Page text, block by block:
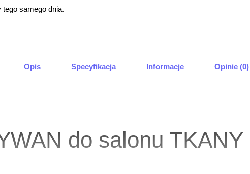
tego samego dnia.
Opis Specyfikacja Informacje Opinie (0)
do salonu